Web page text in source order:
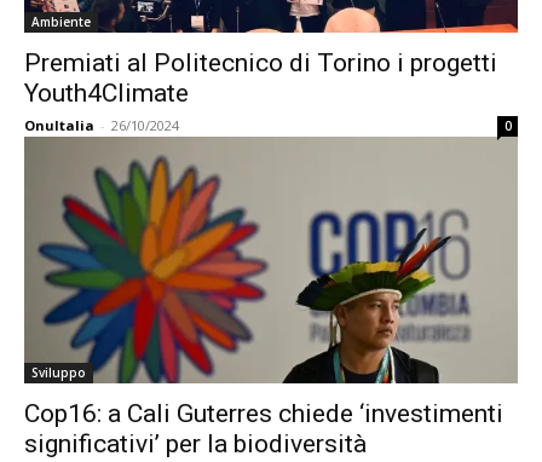
Ambiente
Premiati al Politecnico di Torino i progetti
Youth4Climate
OnuItalia - 26/10/2024 0
Sviluppo
Cop16: a Cali Guterres chiede ‘investimenti
significativi’ per la biodiversità